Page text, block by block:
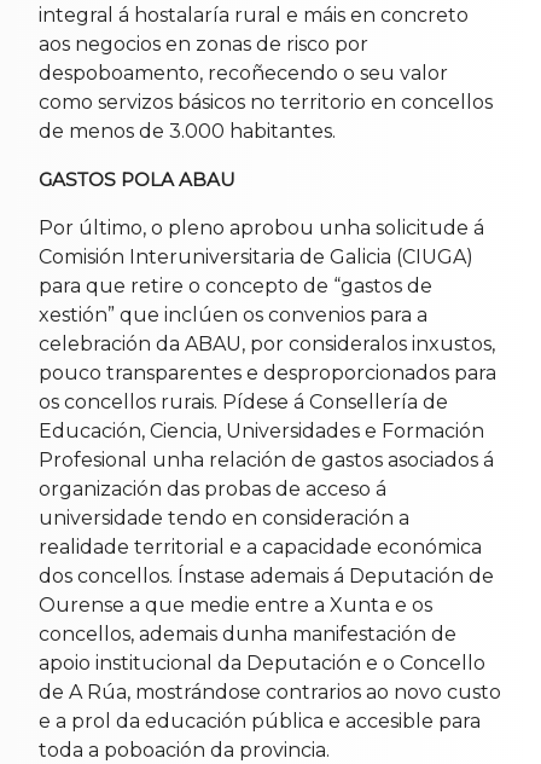
integral á hostalaría rural e máis en concreto
aos negocios en zonas de risco por
despoboamento, recoñecendo o seu valor
como servizos básicos no territorio en concellos
de menos de 3.000 habitantes.
GASTOS POLA ABAU
Por último, o pleno aprobou unha solicitude á
Comisión Interuniversitaria de Galicia (CIUGA)
para que retire o concepto de “gastos de
xestión” que inclúen os convenios para a
celebración da ABAU, por consideralos inxustos,
pouco transparentes e desproporcionados para
os concellos rurais. Pídese á Consellería de
Educación, Ciencia, Universidades e Formación
Profesional unha relación de gastos asociados á
organización das probas de acceso á
universidade tendo en consideración a
realidade territorial e a capacidade económica
dos concellos. Ínstase ademais á Deputación de
Ourense a que medie entre a Xunta e os
concellos, ademais dunha manifestación de
apoio institucional da Deputación e o Concello
de A Rúa, mostrándose contrarios ao novo custo
e a prol da educación pública e accesible para
toda a poboación da provincia.